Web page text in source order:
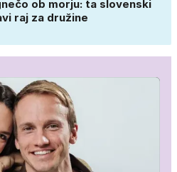
ob morju: ta slovenski
raj za družine